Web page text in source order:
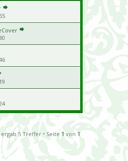
5 Treffer • Seite 1 von 1